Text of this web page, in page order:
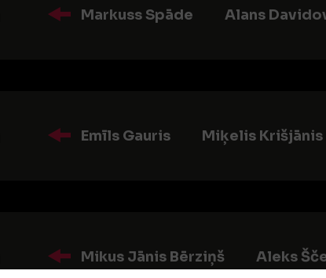
Markuss Spāde Alans
Emīls Gauris Miķelis Krišjānis
Mikus Jānis Bērziņš Aleks